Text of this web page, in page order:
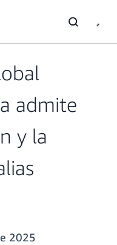
admite
y la
2025